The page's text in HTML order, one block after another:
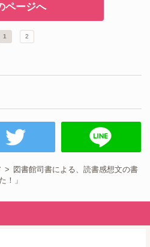
ページへ
1 2
図書館司書による、読書感想文の書
！」